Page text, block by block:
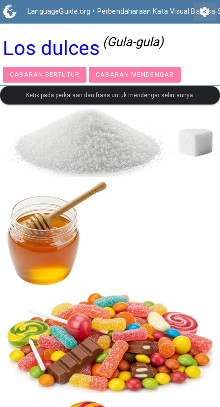
LanguageGuide.org • Perbendaharaan Kata Visual Bahasa
settings
Los dulces (Gula-gula)
CABARAN BERTUTUR CABARAN MENDENGAR
Ketik pada perkataan dan frasa untuk mendengar sebutannya.